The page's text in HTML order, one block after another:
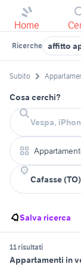
Home
Ricerche affitto
Subito
Cosa cerchi?
Salva ricerca
11 risultati
Appartamenti in